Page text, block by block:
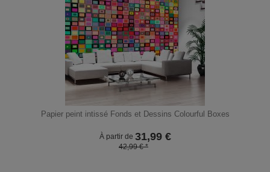
Papier peint intissé Fonds et Dessins Colourful Boxes
À partir de 31,99€
42,99 € *